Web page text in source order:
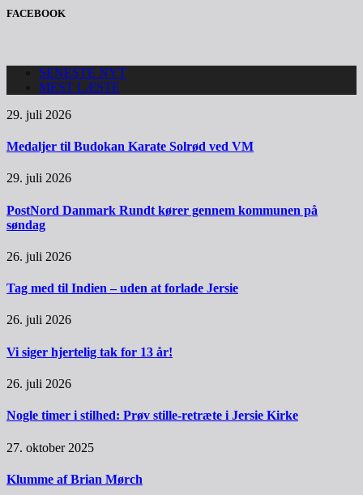
FACEBOOK
SENESTE NYT
MEST LÆSTE
29. juli 2026
Medaljer til Budokan Karate Solrød ved VM
29. juli 2026
PostNord Danmark Rundt kører gennem kommunen på
søndag
26. juli 2026
Tag med til Indien – uden at forlade Jersie
26. juli 2026
Vi siger hjertelig tak for 13 år!
26. juli 2026
Nogle timer i stilhed: Prøv stille-retræte i Jersie Kirke
27. oktober 2025
Klumme af Brian Mørch